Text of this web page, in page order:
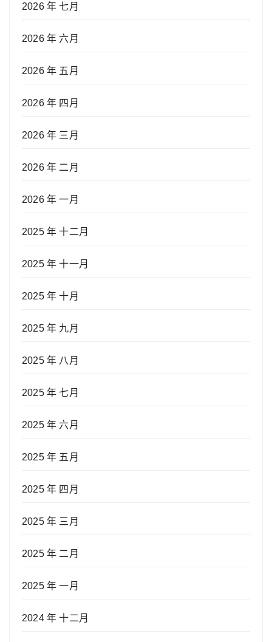
2026 年 七月
2026 年 六月
2026 年 五月
2026 年 四月
2026 年 三月
2026 年 二月
2026 年 一月
2025 年 十二月
2025 年 十一月
2025 年 十月
2025 年 九月
2025 年 八月
2025 年 七月
2025 年 六月
2025 年 五月
2025 年 四月
2025 年 三月
2025 年 二月
2025 年 一月
2024 年 十二月